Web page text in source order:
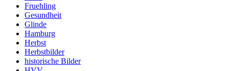
Fruehling
Gesundheit
Glinde
Hamburg
Herbst
Herbstbilder
historische Bilder